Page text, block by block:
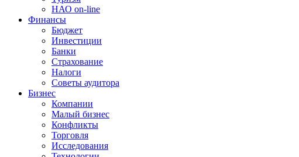
НАО on-line
Финансы
Бюджет
Инвестиции
Банки
Страхование
Налоги
Советы аудитора
Бизнес
Компании
Малый бизнес
Конфликты
Торговля
Исследования